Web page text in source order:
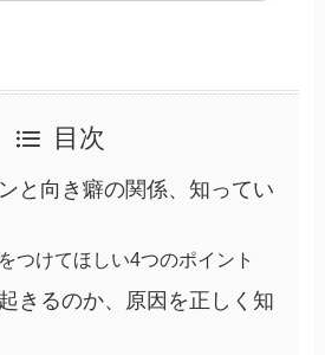
目次
と向き癖の関係、知ってい
つけてほしい4つのポイント
きるのか、原因を正しく知